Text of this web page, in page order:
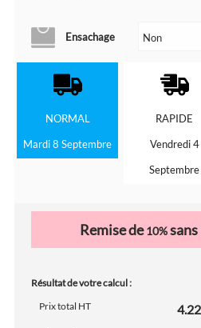
Ensachage
NORMAL
Mardi 8 Septembre
RAPIDE
Vendredi 4
Septembre
Remise de10%sans
Résultat de votre calcul :
Prix total HT